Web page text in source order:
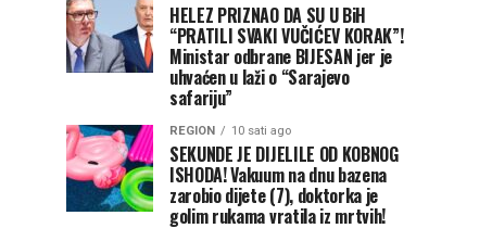
HELEZ PRIZNAO DA SU U BiH
“PRATILI SVAKI VUČIĆEV KORAK”!
Ministar odbrane BIJESAN jer je
uhvaćen u laži o “Sarajevo
safariju”
REGION 10 sati ago
SEKUNDE JE DIJELILE OD KOBNOG
ISHODA! Vakuum na dnu bazena
zarobio dijete (7), doktorka je
golim rukama vratila iz mrtvih!